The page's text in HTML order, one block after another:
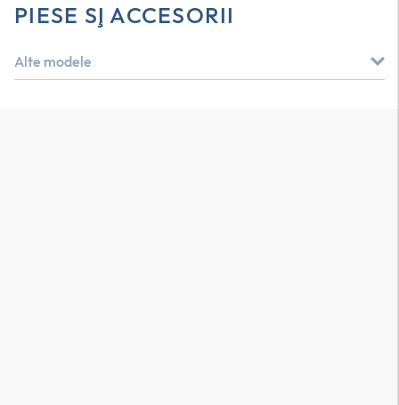
PIESE ŞI ACCESORII
Alte modele